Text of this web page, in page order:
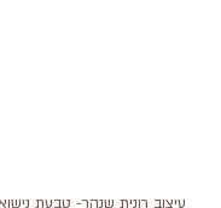
עיצוב רונית שנהר- טבעת